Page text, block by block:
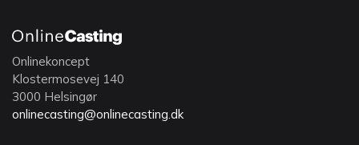
Onlinekoncept
Klostermosevej 140
3000 Helsingør
onlinecasting@onlinecasting.dk